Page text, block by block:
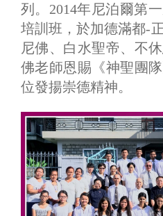
列。2014年尼泊爾第
培訓班，於加德滿都-
尼佛、白水聖帝、不
佛老師恩賜《神聖團
位發揚崇德精神。